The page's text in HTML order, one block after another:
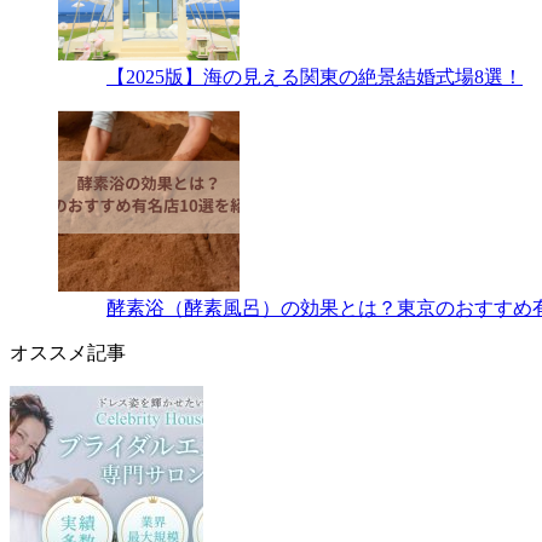
【2025版】海の見える関東の絶景結婚式場8選！
酵素浴（酵素風呂）の効果とは？東京のおすすめ
オススメ記事